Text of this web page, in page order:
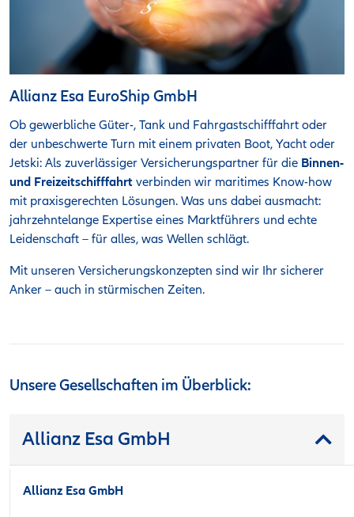
Allianz Esa EuroShip GmbH
Ob gewerbliche Güter-, Tank und Fahrgastschifffahrt oder
der unbeschwerte Turn mit einem privaten Boot, Yacht oder
Jetski: Als zuverlässiger Versicherungspartner für die Binnen-
und Freizeitschifffahrt verbinden wir maritimes Know-how
mit praxisgerechten Lösungen. Was uns dabei ausmacht:
jahrzehntelange Expertise eines Marktführers und echte
Leidenschaft – für alles, was Wellen schlägt.
Mit unseren Versicherungskonzepten sind wir Ihr sicherer
Anker – auch in stürmischen Zeiten.
Unsere Gesellschaften im Überblick:
Allianz Esa GmbH
Allianz Esa GmbH